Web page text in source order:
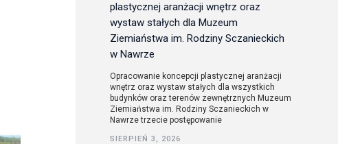
plastycznej aranżacji wnętrz oraz
wystaw stałych dla Muzeum
Ziemiaństwa im. Rodziny Sczanieckich
w Nawrze
Opracowanie koncepcji plastycznej aranżacji
wnętrz oraz wystaw stałych dla wszystkich
budynków oraz terenów zewnętrznych Muzeum
Ziemiaństwa im. Rodziny Sczanieckich w
Nawrze trzecie postępowanie
SIERPIEŃ 3, 2026